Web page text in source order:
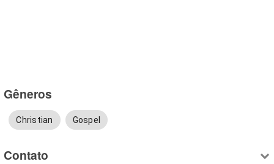
Gêneros
Christian Gospel
Contato